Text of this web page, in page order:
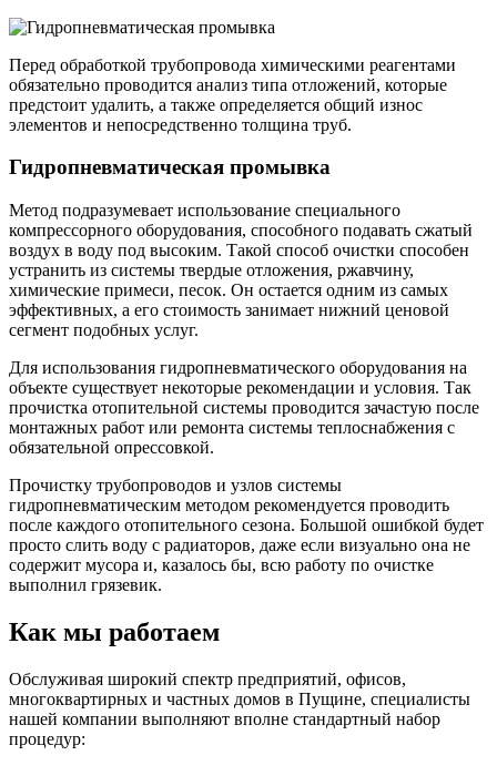
Перед обработкой трубопровода химическими реагентами
обязательно проводится анализ типа отложений, которые
предстоит удалить, а также определяется общий износ
элементов и непосредственно толщина труб.
Гидропневматическая промывка
Метод подразумевает использование специального
компрессорного оборудования, способного подавать сжатый
воздух в воду под высоким. Такой способ очистки способен
устранить из системы твердые отложения, ржавчину,
химические примеси, песок. Он остается одним из самых
эффективных, а его стоимость занимает нижний ценовой
сегмент подобных услуг.
Для использования гидропневматического оборудования на
объекте существует некоторые рекомендации и условия. Так
прочистка отопительной системы проводится зачастую после
монтажных работ или ремонта системы теплоснабжения с
обязательной опрессовкой.
Прочистку трубопроводов и узлов системы
гидропневматическим методом рекомендуется проводить
после каждого отопительного сезона. Большой ошибкой будет
просто слить воду с радиаторов, даже если визуально она не
содержит мусора и, казалось бы, всю работу по очистке
выполнил грязевик.
Как мы работаем
Обслуживая широкий спектр предприятий, офисов,
многоквартирных и частных домов в Пущине, специалисты
нашей компании выполняют вполне стандартный набор
процедур: